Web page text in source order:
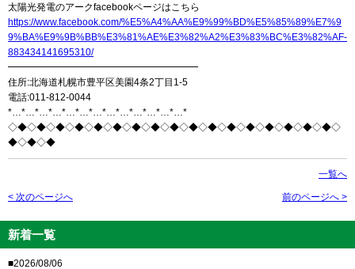
太陽光発電のアークfacebookページはこちら
https://www.facebook.com/%E5%A4%AA%E9%99%BD%E5%85%89%E7%9
9%BA%E9%9B%BB%E3%81%AE%E3%82%A2%E3%83%BC%E3%82%AF-
883434141695310/
━━━━━━━━━━━━━━━━━━━━
住所:北海道札幌市豊平区美園4条2丁目1-5
電話:011-812-0044
*…*…*…*…*…*…*…*…*…*…*…*…*…*
◇◆◇◆◇◆◇◆◇◆◇◆◇◆◇◆◇◆◇◆◇◆◇◆◇◆◇◆◇◆◇◆◇◆◇
◆◇◆◇◆
一覧へ
< 次のページへ 前のページへ >
新着一覧
■2026/08/06